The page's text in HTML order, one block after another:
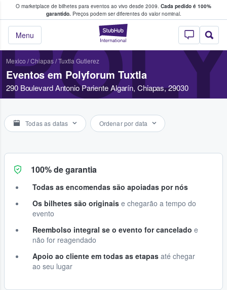
O marketplace de bilhetes para eventos ao vivo desde 2009. Cada pedido é 100%
garantido.Preços podem ser diferentes do valor nominal.
StubHub – onde
Menu
fãs compram e vendem bilhetes
Mexico /Chiapas/Tuxtla Gutierez
Eventos em Polyforum Tuxtla
290 Boulevard Antonio Pariente Algarín, Chiapas, 29030
Todas as datas Ordenar por data
100% de garantia
Todas as encomendas são apoiadas por nós
Os bilhetes são originais e chegarão a tempo do
evento
Reembolso integral se o evento for cancelado e
não for reagendado
Apoio ao cliente em todas as etapas até chegar
ao seu lugar